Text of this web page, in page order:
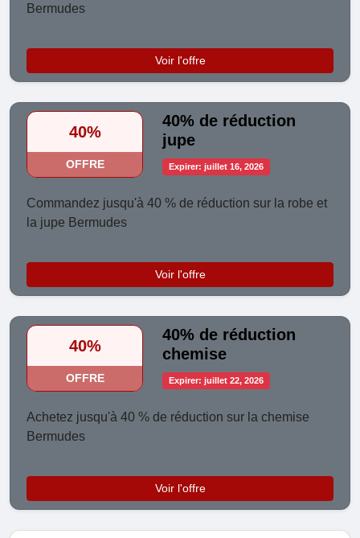
Bermudes
Voir l'offre
40%
OFFRE
40% de réduction
jupe
Expirer: juillet 16, 2026
Commandez jusqu'à 40 % de réduction sur la robe et
la jupe Bermudes
Voir l'offre
40%
OFFRE
40% de réduction
chemise
Expirer: juillet 22, 2026
Achetez jusqu'à 40 % de réduction sur la chemise
Bermudes
Voir l'offre